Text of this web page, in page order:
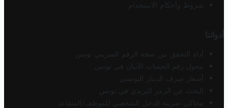
شروط وأحكام الاستخدام
أدواتنا
أداة التحقق من صحة الرقم الضريبي تونس
محول رقم الحساب الآيبان في تونس
أسعار صرف الدينار التونسي
البحث عن الرمز البريدي في تونس
محاكي ضريبة الدخل الشخصي للموظف/المتقاعد